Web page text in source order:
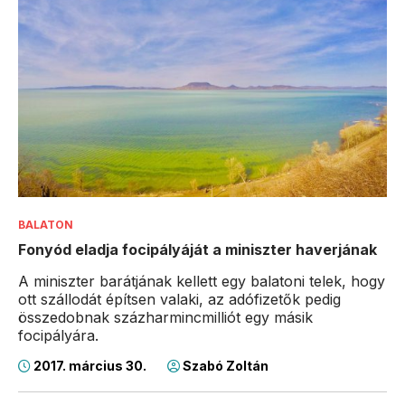
BALATON
Fonyód eladja focipályáját a miniszter haverjának
A miniszter barátjának kellett egy balatoni telek, hogy
ott szállodát építsen valaki, az adófizetők pedig
összedobnak százharmincmilliót egy másik
focipályára.
2017. március 30. Szabó Zoltán